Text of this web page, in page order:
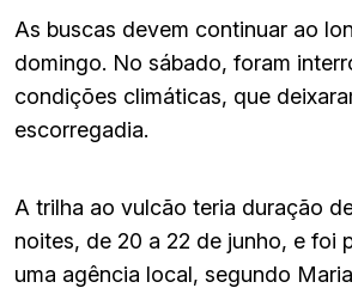
As buscas devem continuar ao
domingo. No sábado, foram
condições climáticas, que
escorregadia.
A trilha ao vulcão teria duração
noites, de 20 a 22 de junho, e foi
uma agência local, segundo